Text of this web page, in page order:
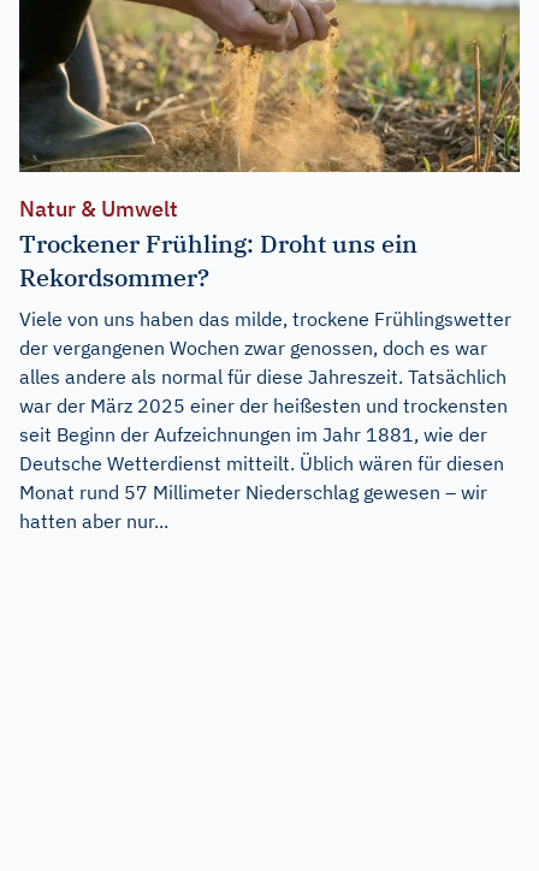
Natur & Umwelt
Trockener Frühling: Droht uns ein
Rekordsommer?
Viele von uns haben das milde, trockene Frühlingswetter
der vergangenen Wochen zwar genossen, doch es war
alles andere als normal für diese Jahreszeit. Tatsächlich
war der März 2025 einer der heißesten und trockensten
seit Beginn der Aufzeichnungen im Jahr 1881, wie der
Deutsche Wetterdienst mitteilt. Üblich wären für diesen
Monat rund 57 Millimeter Niederschlag gewesen – wir
hatten aber nur...